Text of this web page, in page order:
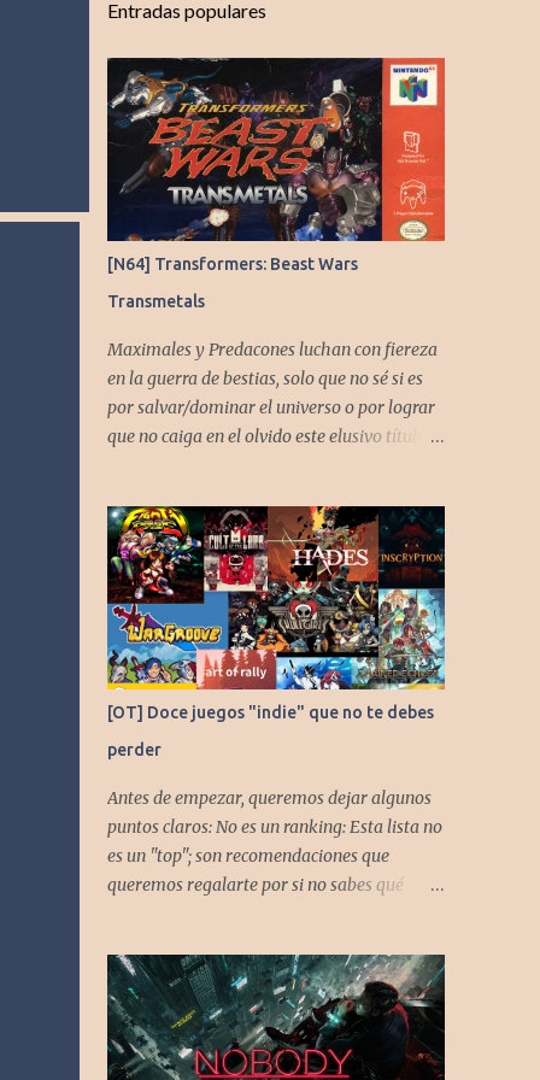
Entradas populares
[N64] Transformers: Beast Wars
Transmetals
Maximales y Predacones luchan con fiereza
en la guerra de bestias, solo que no sé si es
por salvar/dominar el universo o por lograr
que no caiga en el olvido este elusivo título
[OT] Doce juegos "indie" que no te debes
perder
Antes de empezar, queremos dejar algunos
puntos claros: No es un ranking: Esta lista no
es un "top"; son recomendaciones que
queremos regalarte por si no sabes qué
fuertes de cada título, pero todos tienen
profundidad de sobra para explorar.
Variedad de géneros: Hemos evitado repetir
géneros para asegurar que, al menos uno, se